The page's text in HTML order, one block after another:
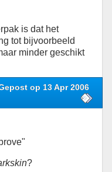
is dat het
tot bijvoorbeeld
minder geschikt
op 13 Apr 2006
?